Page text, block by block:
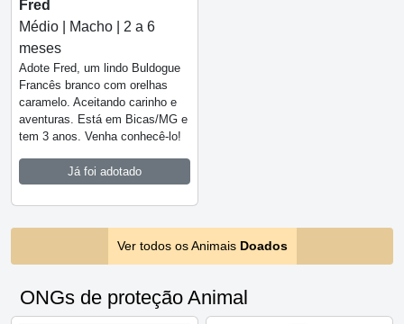
Fred
Médio | Macho | 2 a 6
meses
Adote Fred, um lindo Buldogue
Francês branco com orelhas
caramelo. Aceitando carinho e
aventuras. Está em Bicas/MG e
tem 3 anos. Venha conhecê-lo!
Já foi adotado
Ver todos os Animais Doados
ONGs de proteção Animal